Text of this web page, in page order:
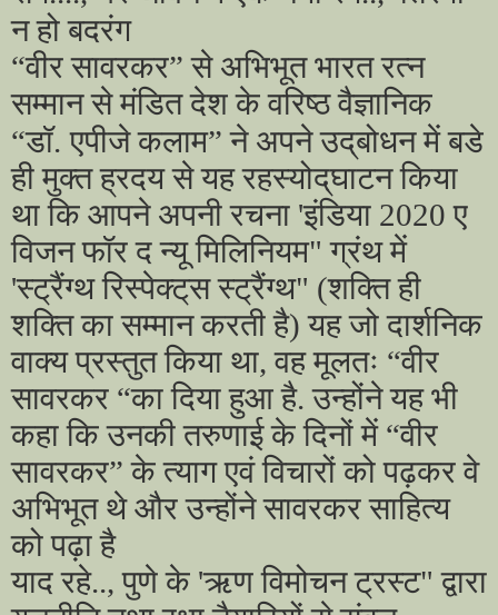
न हो बदरंग
“वीर सावरकर” से अभिभूत भारत रत्न
सम्मान से मंडित देश के वरिष्ठ वैज्ञानिक
“डॉ. एपीजे कलाम” ने अपने उद्‌बोधन में बडे
ही मुक्त ह्रदय से यह रहस्योद्‌घाटन किया
था कि आपने अपनी रचना 'इंडिया 2020 ए
विजन फॉर द न्यू मिलिनियम" ग्रंथ में
'स्ट्रैंग्थ रिस्पेक्ट्‌स स्ट्रैंग्थ" (शक्ति ही
शक्ति का सम्मान करती है) यह जो दार्शनिक
वाक्य प्रस्तुत किया था,वह मूलतः “वीर
सावरकर “का दिया हुआ है. उन्होंने यह भी
कहा कि उनकी तरुणाई के दिनों में “वीर
सावरकर” के त्याग एवं विचारों को पढ़कर वे
अभिभूत थे और उन्होंने सावरकर साहित्य
को पढ़ा है
याद रहे.., पुणे के 'ऋण विमोचन ट्रस्ट" द्वारा